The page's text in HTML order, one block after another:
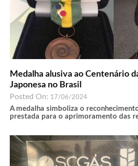
Medalha alusiva ao Centenário
Japonesa no Brasil
Posted On: 17/06/2024
A medalha simboliza o
prestada para o aprimoramento das